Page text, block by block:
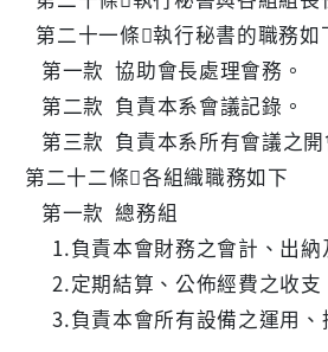
第二十一條執行秘書的職務如
第一款 協助會長處理會務。
第二款 負責本系會議記錄。
第三款 負責本系所有會議之開
第二十二條各組織職務如下
第一款 總務組
1.負責本會財務之會計、出納
2.定期結算、公佈經費之收支
3.負責本會所有設備之運用、